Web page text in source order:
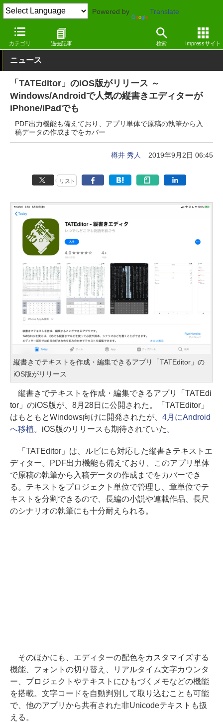
Powered by Translate
カテゴリ 過去記事 検索 Impressサイト
窓の杜 オフィス・ドキュメント テキストエディター iOS
ニュース
「TATEditor」のiOS版がリリース ～
Windows/Androidで人気の縦書きエディターが
iPhone/iPadでも
PDF出力機能も備えており、アプリ単体で原稿の執筆から入
稿データの作成までをカバー
樽井 秀人 2019年9月2日 06:45
リスト
縦書きでテキストを作成・編集できるアプリ「TATEditor」の
iOS版がリリース
縦書きでテキストを作成・編集できるアプリ「TATEdi
tor」のiOS版が、8月28日に公開された。「TATEditor」
はもともとWindows向けに開発されたが、 4月にAndroid
へ移植。iOS版のリリースも期待されていた。
「TATEditor」は、ルビにも対応した縦書きテキストエ
ディター。PDF出力機能も備えており、このアプリ単体
で原稿の執筆から入稿データの作成までをカバーでき
る。テキストをプロジェクト単位で管理し、章単位でテ
キストを分割できるので、長編の小説や連載作品、長尺
のシナリオの執筆にも十分耐えられる。
そのほかにも、エディターの配色をカスタマイズする
機能、フォントの切り替え、リアルタイム文字カウンタ
ー、プロジェクトやテキストにひもづくメモなどの機能
を搭載。文字コードを自動判別して取り込むことも可能
で、他のアプリから共有された非Unicodeテキストも扱
える。